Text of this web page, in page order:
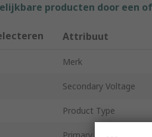
producten door een
Attribuut
Merk
Secondary Voltage
Product Type